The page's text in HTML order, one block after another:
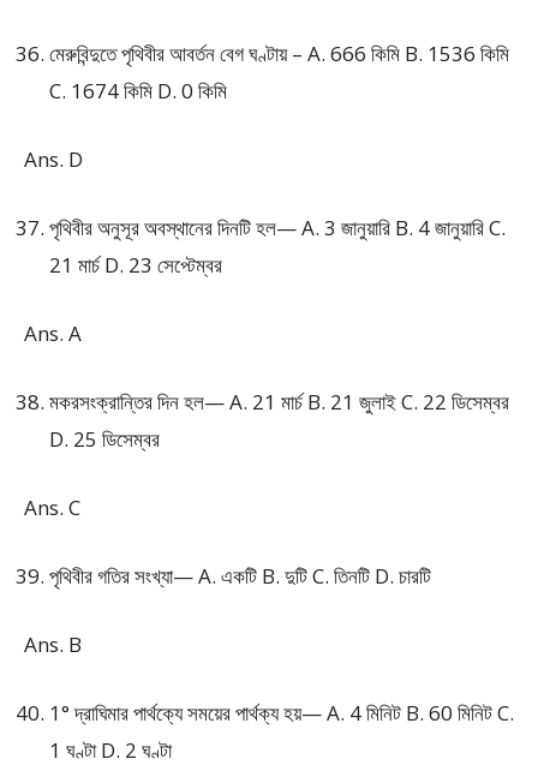
মেরুবিন্দুতে পৃথিবীর আবর্তন বেগ ঘণ্টায় – A. 666 কিমি B. 1536 কিমি
C. 1674 কিমি D. 0 কিমি
Ans. D
পৃথিবীর অনুসূর অবস্থানের দিনটি হল— A. 3 জানুয়ারি B. 4 জানুয়ারি C.
21 মার্চ D. 23 সেপ্টেম্বর
Ans. A
মকরসংক্রান্তির দিন হল— A. 21 মার্চ B. 21 জুলাই C. 22 ডিসেম্বর
D. 25 ডিসেম্বর
Ans. C
পৃথিবীর গতির সংখ্যা— A. একটি B. দুটি C. তিনটি D. চারটি
Ans. B
1° দ্রাঘিমার পার্থক্যে সময়ের পার্থক্য হয়— A. 4 মিনিট B. 60 মিনিট C.
1 ঘণ্টা D. 2 ঘণ্টা